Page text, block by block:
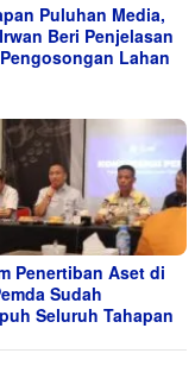
Puluhan Media,
Beri Penjelasan
Lahan
Penertiban Aset di
Sudah
Seluruh Tahapan